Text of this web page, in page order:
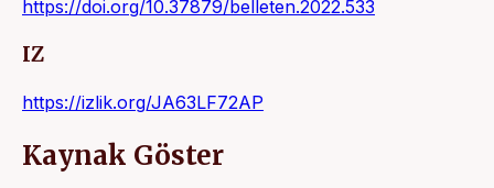
https://doi.org/10.37879/belleten.2022.533
IZ
https://izlik.org/JA63LF72AP
Kaynak Göster